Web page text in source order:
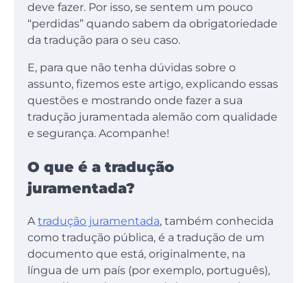
deve fazer. Por isso, se sentem um pouco
“perdidas” quando sabem da obrigatoriedade
da tradução para o seu caso.
E, para que não tenha dúvidas sobre o
assunto, fizemos este artigo, explicando essas
questões e mostrando onde fazer a sua
tradução juramentada alemão com qualidade
e segurança. Acompanhe!
O que é a tradução
juramentada?
A tradução juramentada, também conhecida
como tradução pública, é a tradução de um
documento que está, originalmente, na
língua de um país (por exemplo, português),